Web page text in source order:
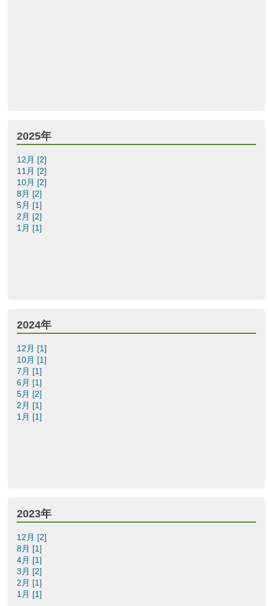
2025年
12月 [2]
11月 [2]
10月 [2]
8月 [2]
5月 [1]
2月 [2]
1月 [1]
2024年
12月 [1]
10月 [1]
7月 [1]
6月 [1]
5月 [2]
2月 [1]
1月 [1]
2023年
12月 [2]
8月 [1]
4月 [1]
3月 [2]
2月 [1]
1月 [1]